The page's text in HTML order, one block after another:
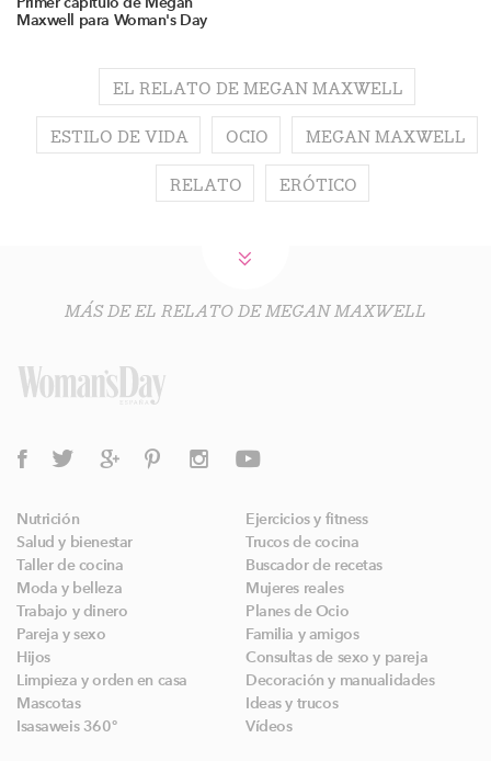
Maxwell para Woman's Day
EL RELATO DE MEGAN MAXWELL
ESTILO DE VIDA OCIO MEGAN MAXWELL
RELATO ERÓTICO
MÁS DE EL RELATO DE MEGAN MAXWELL
Nutrición
Ejercicios y fitness
Salud y bienestar
Trucos de cocina
Taller de cocina
Buscador de recetas
Moda y belleza
Mujeres reales
Trabajo y dinero
Planes de Ocio
Pareja y sexo
Familia y amigos
Hijos
Consultas de sexo y pareja
Limpieza y orden en casa
Decoración y manualidades
Mascotas
Ideas y trucos
Isasaweis 360º
Vídeos